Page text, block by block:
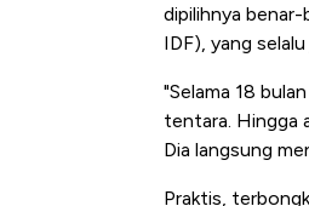
dipilihnya
IDF), yang
"Selama 18
tentara. Hingga
Dia langsung
Praktis,